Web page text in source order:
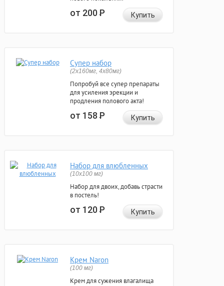
от 200Р Купить
Супер набор
(2х160мг, 4х80мг)
Попробуй все супер препараты
для усиления эрекции и
продления полового акта!
от 158Р Купить
Набор для влюбленных
(10х100 мг)
Набор для двоих, добавь страсти
в постель!
от 120Р Купить
Крем Naron
(100 мг)
Крем для сужения влагалища